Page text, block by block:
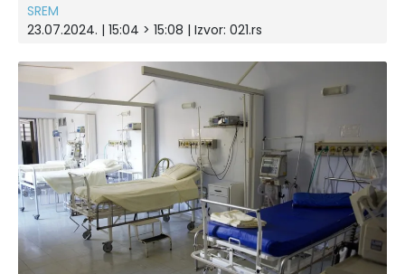
SREM
23.07.2024. | 15:04 > 15:08 | Izvor: 021.rs